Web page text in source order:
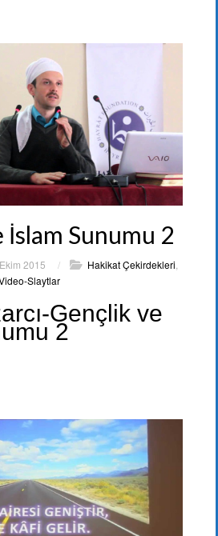
İslam Sunumu 2
2015 / Hakikat Çekirdekleri
Slaytlar
Gençlik ve
2